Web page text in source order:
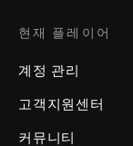
현재 플레이어
계정 관리
고객지원센터
커뮤니티